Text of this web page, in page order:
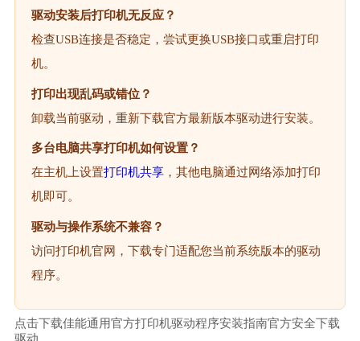
驱动安装后打印机无反应？
检查USB连接是否稳定，尝试更换USB接口或重启打印
机。
打印出现乱码或错位？
卸载当前驱动，重新下载官方最新版本驱动进行安装。
多台电脑共享打印机如何设置？
在主机上设置打印机共享，其他电脑通过网络添加打印
机即可。
驱动与操作系统不兼容？
访问打印机官网，下载专门适配您当前系统版本的驱动
程序。
点击下载佳能通用官方打印机驱动程序安装指南官方安全下载
驱动